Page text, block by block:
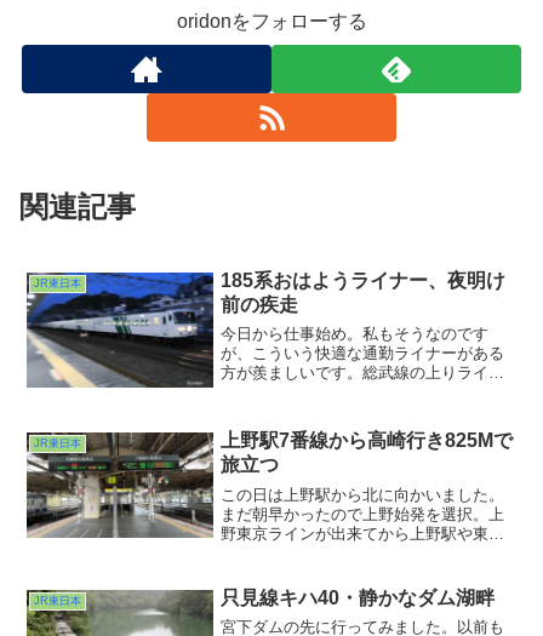
oridonをフォローする
関連記事
JR東日本
185系おはようライナー、夜明け
前の疾走
今日から仕事始め。私もそうなのです
が、こういう快適な通勤ライナーがある
方が羨ましいです。総武線の上りライナ
撮り。うまいこと頭はビシッと決まって
くれました。さぁ今日のお勤めもビシッ
と決まりますよう・・・
JR東日本
上野駅7番線から高崎行き825Mで
旅立つ
この日は上野駅から北に向かいました。
まだ朝早かったので上野始発を選択。上
野東京ラインが出来てから上野駅や東京
いとたとえグリーン車であっても席にあ
りつけないこともありますからね
ぇ・・・。
JR東日本 只見線キハ40・静かなダム湖畔
宮下ダムの先に行ってみました。以前も